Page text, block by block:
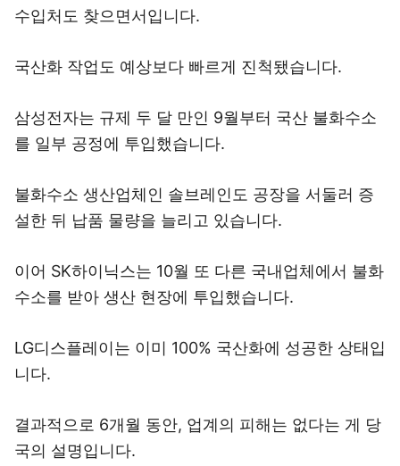
수입처도 찾으면서입니다.
국산화 작업도 예상보다 빠르게 진척됐습니다.
삼성전자는 규제 두 달 만인 9월부터 국산 불화수소
를 일부 공정에 투입했습니다.
불화수소 생산업체인 솔브레인도 공장을 서둘러 증
설한 뒤 납품 물량을 늘리고 있습니다.
이어 SK하이닉스는 10월 또 다른 국내업체에서 불화
수소를 받아 생산 현장에 투입했습니다.
LG디스플레이는 이미 100% 국산화에 성공한 상태입
니다.
결과적으로 6개월 동안, 업계의 피해는 없다는 게 당
국의 설명입니다.